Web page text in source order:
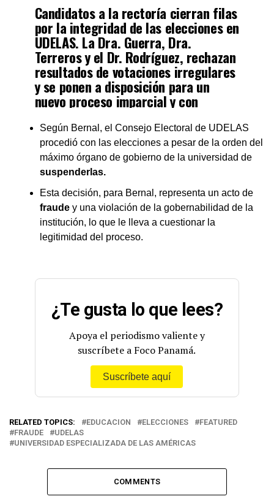
Candidatos a la rectoría cierran filas
por la integridad de las elecciones en
UDELAS. La Dra. Guerra, Dra.
Terreros y el Dr. Rodríguez, rechazan
resultados de votaciones irregulares
y se ponen a disposición para un
nuevo proceso imparcial y con
pic.twitter.com/FpoYAMrCIV
— UDELAS Universidad (@udelasoficial)January 2, 2024
Según Bernal, el Consejo Electoral de UDELAS
procedió con las elecciones a pesar de la orden del
máximo órgano de gobierno de la universidad de
suspenderlas.
Esta decisión, para Bernal, representa un acto de
fraude y una violación de la gobernabilidad de la
institución, lo que le lleva a cuestionar la
legitimidad del proceso.
¿Te gusta lo que lees?
Apoya el periodismo valiente y
suscríbete a Foco Panamá.
Suscríbete aquí
RELATED TOPICS: EDUCACION ELECCIONES
FEATURED
FRAUDE
UDELAS
UNIVERSIDAD ESPECIALIZADA DE LAS AMÉRICAS
COMMENTS